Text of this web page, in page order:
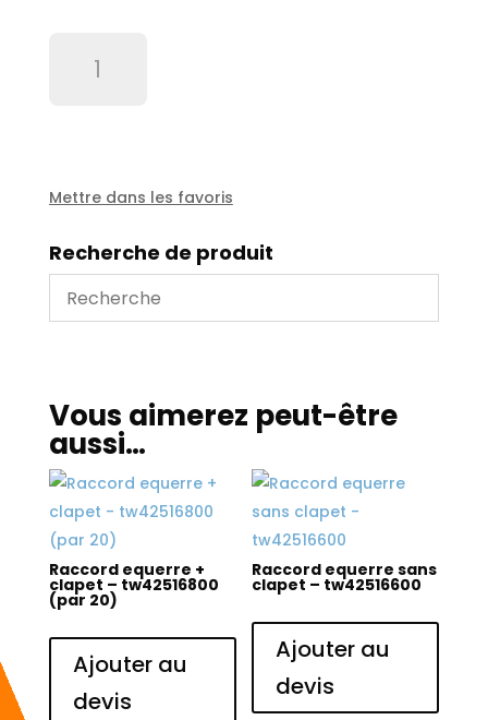
avec
lg
1m
Mettre dans les favoris
Recherche de produit
Vous aimerez peut-être
aussi…
Raccord equerre +
clapet – tw42516800
(par 20)
Ajouter au
devis
Raccord equerre sans
clapet – tw42516600
Ajouter au
devis